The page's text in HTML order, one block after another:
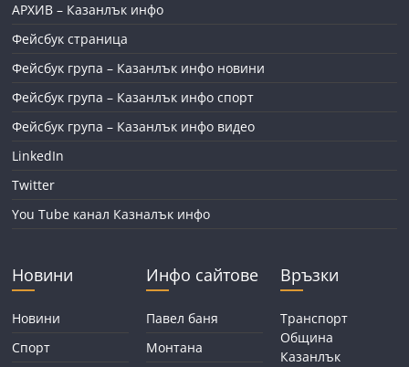
АРХИВ – Казанлък инфо
Фейсбук страница
Фейсбук група – Казанлък инфо новини
Фейсбук група – Казанлък инфо спорт
Фейсбук група – Казанлък инфо видео
LinkedIn
Twitter
You Tube канал Казналък инфо
Новини
Новини
Спорт
Инфо сайтове
Павел баня
Монтана
Връзки
Транспорт
Община
Казанлък